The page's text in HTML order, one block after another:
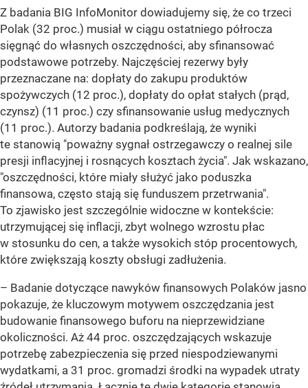
Z badania BIG InfoMonitor dowiadujemy się, że co trzeci
Polak (32 proc.) musiał w ciągu ostatniego półrocza
sięgnąć do własnych oszczędności, aby sfinansować
podstawowe potrzeby. Najczęściej rezerwy były
przeznaczane na: dopłaty do zakupu produktów
spożywczych (12 proc.), dopłaty do opłat stałych (prąd,
czynsz) (11 proc.) czy sfinansowanie usług medycznych
(11 proc.). Autorzy badania podkreślają, że wyniki
te stanowią "poważny sygnał ostrzegawczy o realnej sile
presji inflacyjnej i rosnących kosztach życia". Jak wskazano,
"oszczędności, które miały służyć jako poduszka
finansowa, często stają się funduszem przetrwania".
To zjawisko jest szczególnie widoczne w kontekście:
utrzymującej się inflacji, zbyt wolnego wzrostu płac
w stosunku do cen, a także wysokich stóp procentowych,
które zwiększają koszty obsługi zadłużenia.
– Badanie dotyczące nawyków finansowych Polaków jasno
pokazuje, że kluczowym motywem oszczędzania jest
budowanie finansowego buforu na nieprzewidziane
okoliczności. Aż 44 proc. oszczędzających wskazuje
potrzebę zabezpieczenia się przed niespodziewanymi
wydatkami, a 31 proc. gromadzi środki na wypadek utraty